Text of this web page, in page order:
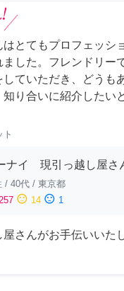
はとてもプロフェッシ
した。フレンドリー
していただき、どうも
知り合いに紹介したい
ト
ナイ 現引っ越し屋さ
/ 40代 / 東京都
257 sentiment_neutral 14 sentiment_dissatisfied 1
さんがお手伝いいた